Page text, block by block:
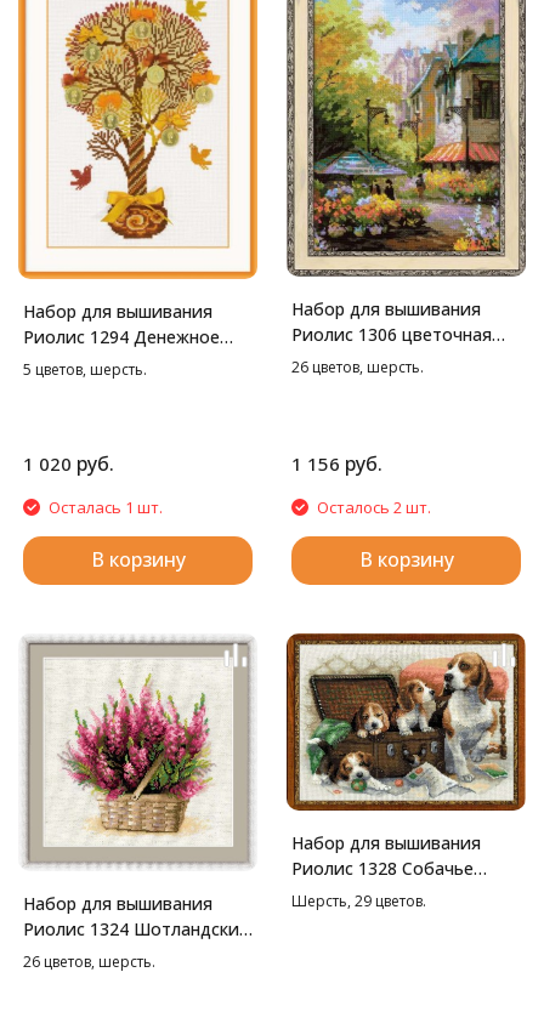
Набор для вышивания
Риолис 1294 Денежное
дерево, 21*30 см
5 цветов, шерсть.
1 020 руб.
Осталась 1 шт.
В корзину
Набор для вышивания
Риолис 1306 цветочная
улица, 26*38 см
26 цветов, шерсть.
1 156 руб.
Осталось 2 шт.
В корзину
Набор для вышивания
Риолис 1324 Шотландский
вереск, 25*25 см
26 цветов, шерсть.
Набор для вышивания
Риолис 1328 Собачье
семейство, 40*30 см
Шерсть, 29 цветов.